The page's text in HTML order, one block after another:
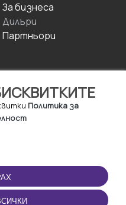
Политика за
За бизнесa
Дилъри
Партньори
ПРИЛОЖЕНИЕТО